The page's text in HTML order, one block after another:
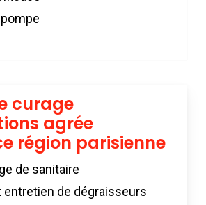
curage
agrée
région parisienne
de sanitaire
entretien de dégraisseurs